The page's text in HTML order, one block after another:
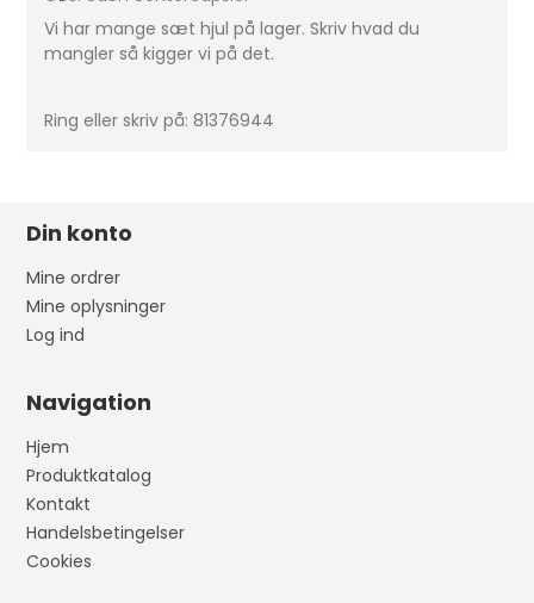
Vi har mange sæt hjul på lager. Skriv hvad du
mangler så kigger vi på det.
Ring eller skriv på: 81376944
Din konto
Mine ordrer
Mine oplysninger
Log ind
Navigation
Hjem
Produktkatalog
Kontakt
Handelsbetingelser
Cookies